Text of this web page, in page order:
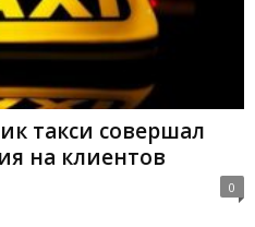
такси совершал
на клиентов
0